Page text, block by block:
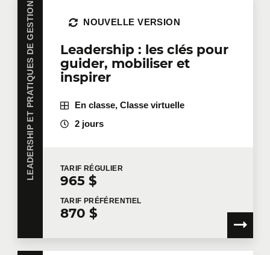
LEADERSHIP ET PRATIQUES DE GESTION
Leadership : les clés pour
guider, mobiliser et
inspirer
NOUVELLE VERSION
En classe, Classe virtuelle
2 jours
TARIF RÉGULIER
965 $
TARIF PRÉFÉRENTIEL
870 $